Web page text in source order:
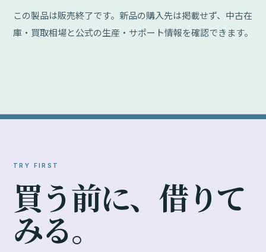
この製品は販売終了です。新品の購入先は掲載せず、中古在
庫・買取相場と公式の生産・サポート情報を確認できます。
TRY FIRST
買う前に、 借りて
みる。